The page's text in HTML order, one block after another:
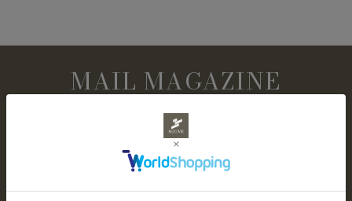
MAIL MAGAZINE
メールマガジン購読
NEWアイテムやセール情報など、お得な情報を定
期的にお知らせします。